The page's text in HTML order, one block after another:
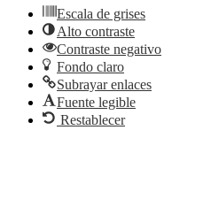
Escala de grises
Alto contraste
Contraste negativo
Fondo claro
Subrayar enlaces
Fuente legible
Restablecer